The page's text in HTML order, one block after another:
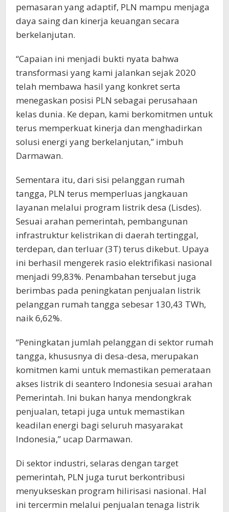
pemasaran yang adaptif, PLN mampu menjaga
daya saing dan kinerja keuangan secara
berkelanjutan.
“Capaian ini menjadi bukti nyata bahwa
transformasi yang kami jalankan sejak 2020
telah membawa hasil yang konkret serta
menegaskan posisi PLN sebagai perusahaan
kelas dunia. Ke depan, kami berkomitmen untuk
terus memperkuat kinerja dan menghadirkan
solusi energi yang berkelanjutan,” imbuh
Darmawan.
Sementara itu, dari sisi pelanggan rumah
tangga, PLN terus memperluas jangkauan
layanan melalui program listrik desa (Lisdes).
Sesuai arahan pemerintah, pembangunan
infrastruktur kelistrikan di daerah tertinggal,
terdepan, dan terluar (3T) terus dikebut. Upaya
ini berhasil mengerek rasio elektrifikasi nasional
menjadi 99,83%. Penambahan tersebut juga
berimbas pada peningkatan penjualan listrik
pelanggan rumah tangga sebesar 130,43 TWh,
naik 6,62%.
“Peningkatan jumlah pelanggan di sektor rumah
tangga, khususnya di desa-desa, merupakan
komitmen kami untuk memastikan pemerataan
akses listrik di seantero Indonesia sesuai arahan
Pemerintah. Ini bukan hanya mendongkrak
penjualan, tetapi juga untuk memastikan
keadilan energi bagi seluruh masyarakat
Indonesia,” ucap Darmawan.
Di sektor industri, selaras dengan target
pemerintah, PLN juga turut berkontribusi
menyukseskan program hilirisasi nasional. Hal
ini tercermin melalui penjualan tenaga listrik